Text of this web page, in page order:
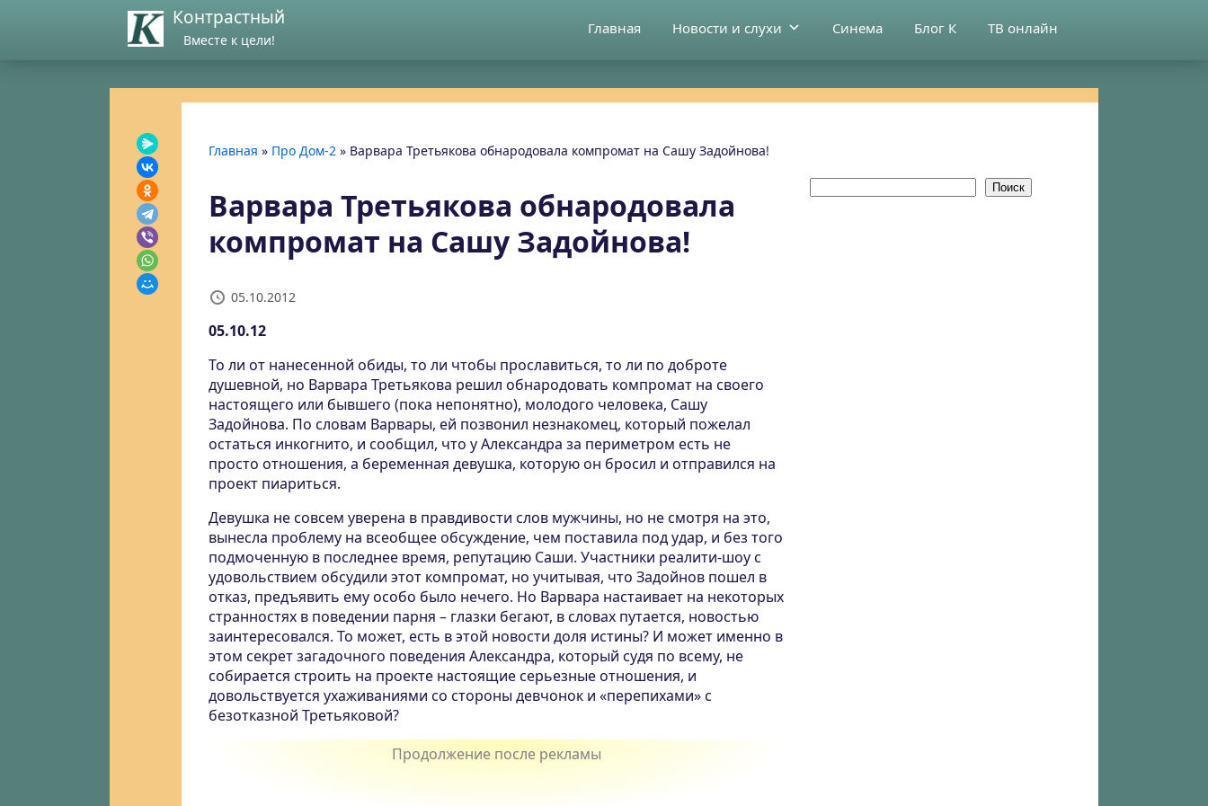
Контрастный
Вместе к цели!
Главная Новости и слухи Синема Блог К ТВ онлайн
Главная » Про Дом-2 » Варвара Третьякова обнародовала компромат на Сашу Задойнова!
Варвара Третьякова обнародовала
компромат на Сашу Задойнова!
05.10.2012
05.10.12
То ли от нанесенной обиды, то ли чтобы прославиться, то ли по доброте
душевной, но Варвара Третьякова решил обнародовать компромат на своего
настоящего или бывшего (пока непонятно), молодого человека, Сашу
Задойнова. По словам Варвары, ей позвонил незнакомец, который пожелал
остаться инкогнито, и сообщил, что у Александра за периметром есть не
просто отношения, а беременная девушка, которую он бросил и отправился на
проект пиариться.
Девушка не совсем уверена в правдивости слов мужчины, но не смотря на это,
вынесла проблему на всеобщее обсуждение, чем поставила под удар, и без того
подмоченную в последнее время, репутацию Саши. Участники реалити-шоу с
удовольствием обсудили этот компромат, но учитывая, что Задойнов пошел в
отказ, предъявить ему особо было нечего. Но Варвара настаивает на некоторых
странностях в поведении парня – глазки бегают, в словах путается, новостью
заинтересовался. То может, есть в этой новости доля истины? И может именно в
этом секрет загадочного поведения Александра, который судя по всему, не
собирается строить на проекте настоящие серьезные отношения, и
довольствуется ухаживаниями со стороны девчонок и «перепихами» с
безотказной Третьяковой?
Поиск